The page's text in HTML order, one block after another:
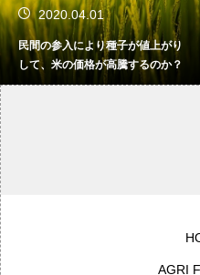
2020.04.01
民間の参入により種子が値上がり
して、米の価格が高騰するのか？
AGRI